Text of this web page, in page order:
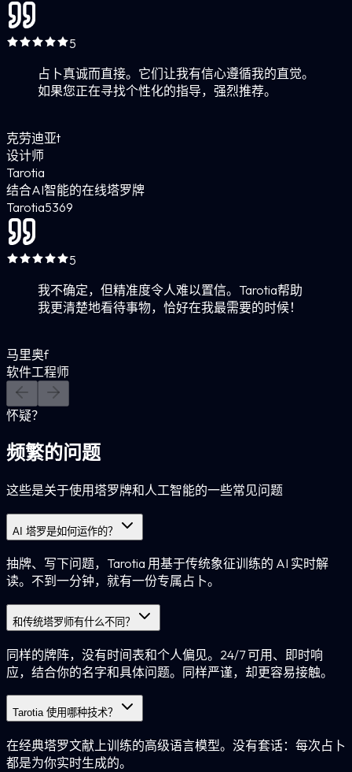
5
占卜真诚而直接。它们让我有信心遵循我的直觉。
如果您正在寻找个性化的指导，强烈推荐。
克劳迪亚t
设计师
Tarotia
结合AI智能的在线塔罗牌
Tarotia5369
5
我不确定，但精准度令人难以置信。Tarotia帮助
我更清楚地看待事物，恰好在我最需要的时候！
马里奥f
软件工程师
怀疑？
频繁的问题
这些是关于使用塔罗牌和人工智能的一些常见问题
AI 塔罗是如何运作的？
抽牌、写下问题，Tarotia 用基于传统象征训练的 AI 实时解
读。不到一分钟，就有一份专属占卜。
和传统塔罗师有什么不同？
同样的牌阵，没有时间表和个人偏见。24/7 可用、即时响
应，结合你的名字和具体问题。同样严谨，却更容易接触。
Tarotia 使用哪种技术？
在经典塔罗文献上训练的高级语言模型。没有套话：每次占卜
都是为你实时生成的。